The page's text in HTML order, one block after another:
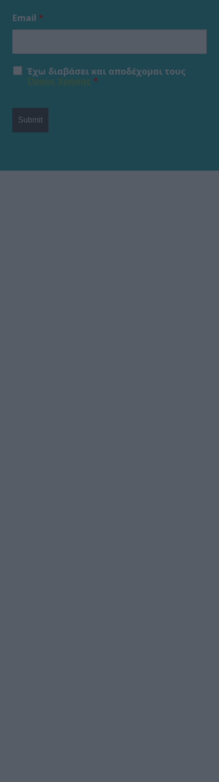
Email *
Έχω διαβάσει και αποδέχομαι τους
*